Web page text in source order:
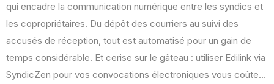
qui encadre la communication numérique entre les syndics et
les copropriétaires. Du dépôt des courriers au suivi des
accusés de réception, tout est automatisé pour un gain de
temps considérable. Et cerise sur le gâteau : utiliser Edilink via
SyndicZen pour vos convocations électroniques vous coûte…